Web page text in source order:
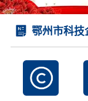
鄂州市科